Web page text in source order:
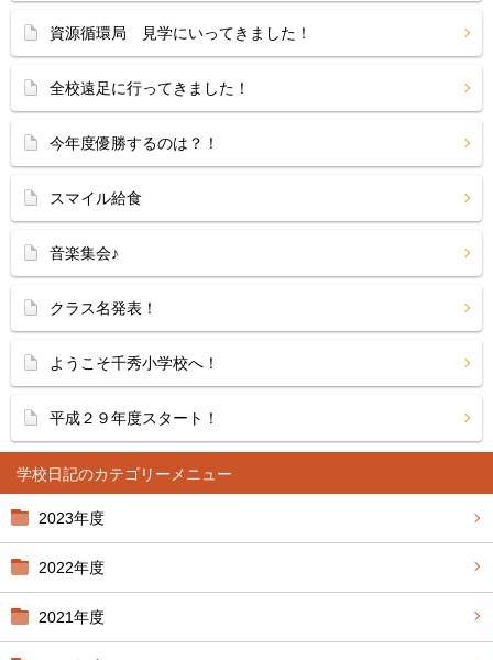
学校日記
2023年度
2022年度
2021年度
資源循環局 見学にいってきました！
全校遠足に行ってきました！
今年度優勝するのは？！
スマイル給食
音楽集会♪
クラス名発表！
ようこそ千秀小学校へ！
平成２９年度スタート！